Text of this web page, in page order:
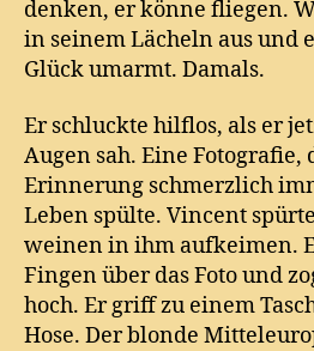
denken, er könne fliegen.
in seinem Lächeln aus und
Glück umarmt. Damals.
Er schluckte hilflos, als er
Augen sah. Eine Fotografie,
Erinnerung schmerzlich
Leben spülte. Vincent
weinen in ihm aufkeimen.
Fingen über das Foto und
hoch. Er griff zu einem
Hose. Der blonde